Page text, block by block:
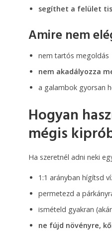
segíthet a felület
Amire nem
nem tartós megoldás
nem akadályozza
a galambok gyorsan
Hogyan
mégis
Ha szeretnél adni neki
1:1 arányban hígítsd
permetezd a
ismételd gyakran
ne fújd növényre,